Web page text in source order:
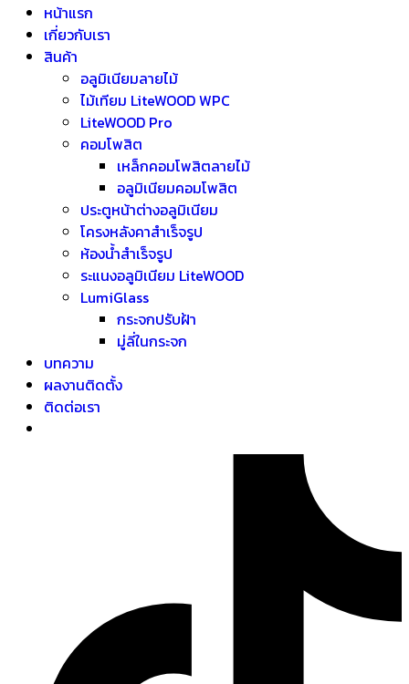
หน้าแรก
เกี่ยวกับเรา
สินค้า
อลูมิเนียมลายไม้
ไม้เทียม LiteWOOD WPC
LiteWOOD Pro
คอมโพสิต
เหล็กคอมโพสิตลายไม้
อลูมิเนียมคอมโพสิต
ประตูหน้าต่างอลูมิเนียม
โครงหลังคาสำเร็จรูป
ห้องน้ำสำเร็จรูป
ระแนงอลูมิเนียม LiteWOOD
LumiGlass
กระจกปรับฝ้า
มู่ลี่ในกระจก
บทความ
ผลงานติดตั้ง
ติดต่อเรา